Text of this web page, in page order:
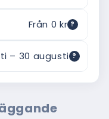
Från 0 kr ?
här — utan
Ofta är
– 30 augusti ?